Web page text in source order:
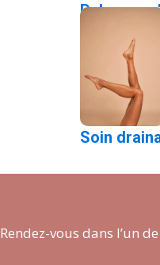
Palper-
Soin
Rendez-vous dans l’un